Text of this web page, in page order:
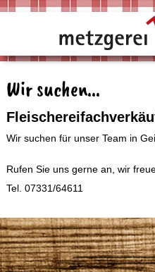
Wir suchen...
Wir suchen für unser Team in
Rufen Sie uns gerne an, wir
Tel. 07331/64611